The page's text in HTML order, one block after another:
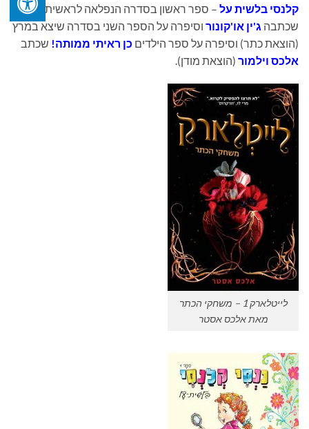
קלנסי בלשית על – ספר ראשון בסדרה הנפלאה לראשית קריאה
שכתבה ג'ין או'קונור וסיפרה על הספר השני בסדרה שיצא במרץ
(הוצאת כתר) וסיפרה על ספר הילדים כן ראיתי ממותה! שכתב
אלכס וילמור (הוצאת מודן).
לייטלארק 1 – משחקי הכתר
מאת אלכס אסטר